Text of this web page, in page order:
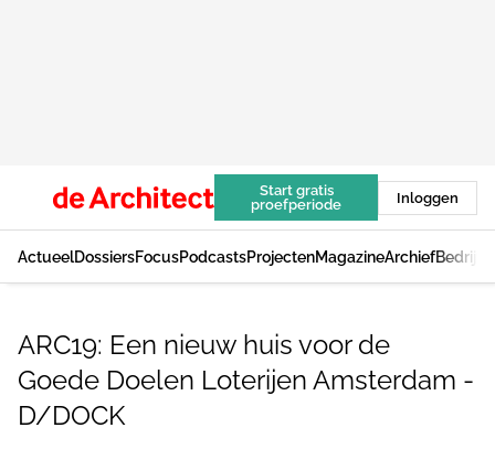
Start gratis
proefperiode
Inloggen
ActueelDossiersFocusPodcastsProjectenMagazineArchief
ARC19: Een nieuw huis voor de
Goede Doelen Loterijen Amsterdam -
D/DOCK